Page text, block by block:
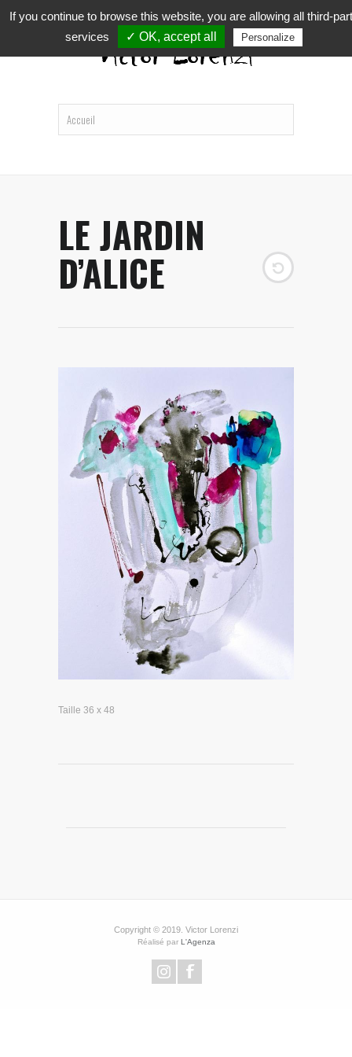
LE JARDIN
D’ALICE
Taille 36 x 48
Copyright © 2019. Victor Lorenzi
Réalisé par L'Agenza
If you continue to browse this website, you are allowing all third-
services
✓ OK, accept all Personalize